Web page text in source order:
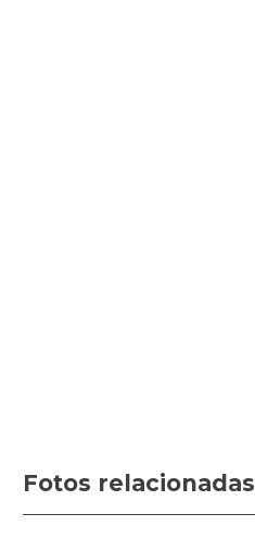
Fotos relacionadas